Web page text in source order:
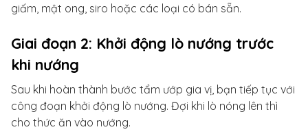
giấm, mật ong, siro hoặc các loại có bán sẵn.
Giai đoạn 2: Khởi động lò nướng trước
khi nướng
Sau khi hoàn thành bước tẩm ướp gia vị, bạn tiếp tục với
công đoạn khởi động lò nướng. Đợi khi lò nóng lên thì
cho thức ăn vào nướng.